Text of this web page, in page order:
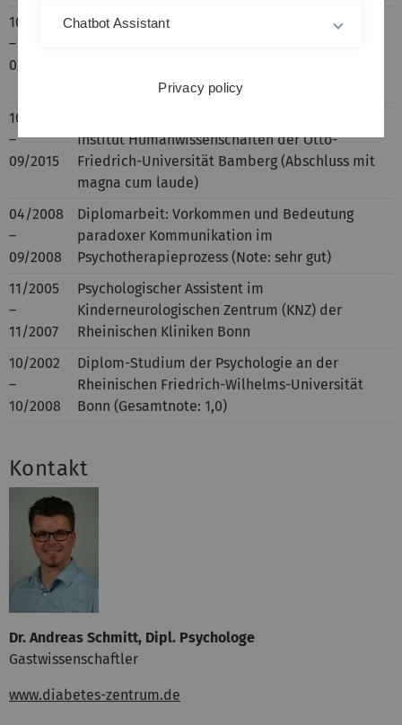
10/2012
–
02/2015
Doktorarbeit: Prävalenzen, Risikofaktoren und
10/2012
–
09/2015
Institut Humanwissenschaften der Otto-
Friedrich-Universität Bamberg (Abschluss mit
magna cum laude)
04/2008
–
09/2008
Diplomarbeit: Vorkommen und Bedeutung
paradoxer Kommunikation im
Psychotherapieprozess (Note: sehr gut)
11/2005
–
11/2007
Psychologischer Assistent im
Kinderneurologischen Zentrum (KNZ) der
Rheinischen Kliniken Bonn
10/2002
–
10/2008
Diplom-Studium der Psychologie an der
Rheinischen Friedrich-Wilhelms-Universität
Bonn (Gesamtnote: 1,0)
Kontakt
Dr. Andreas Schmitt, Dipl. Psychologe
Gastwissenschaftler
www.diabetes-zentrum.de
Chatbot Assistant
Privacy policy